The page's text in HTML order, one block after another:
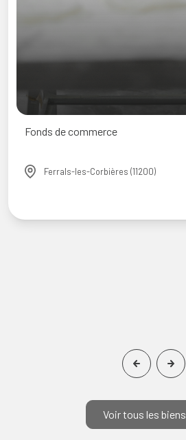
Fonds de commerce
Ferrals-les-Corbières (11200)
Voir tous les biens